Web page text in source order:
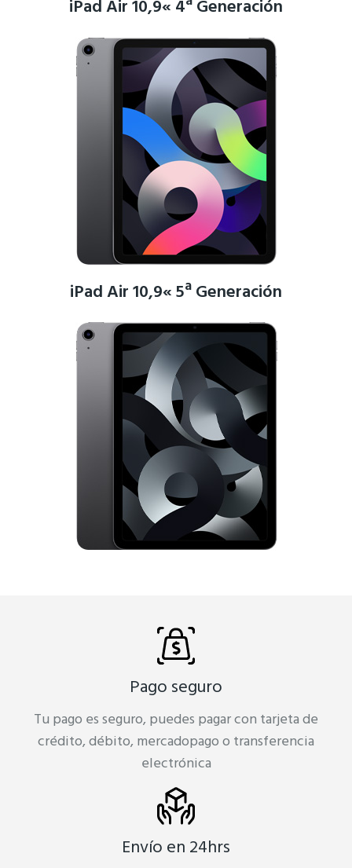
iPad Air 10,9« 4ª Generación
iPad Air 10,9« 5ª Generación
Pago seguro
Tu pago es seguro, puedes pagar con tarjeta de
crédito, débito, mercadopago o transferencia
electrónica
Envío en 24hrs